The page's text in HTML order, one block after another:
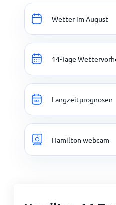
Wetter im August
14-Tage
Langzeitprognosen
Hamilton webcam